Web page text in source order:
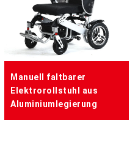
Manuell faltbarer
Elektrorollstuhl aus
Aluminiumlegierung